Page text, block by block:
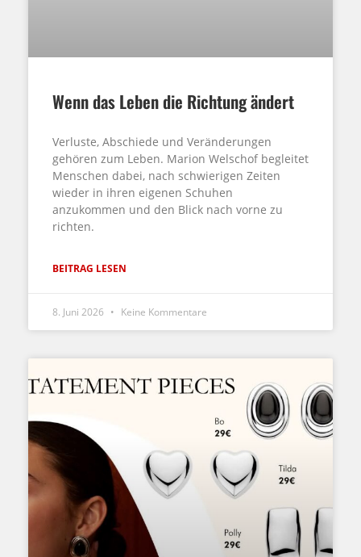
Wenn das Leben die Richtung ändert
Verluste, Abschiede und Veränderungen
gehören zum Leben. Marion Welschof begleitet
Menschen dabei, nach schwierigen Zeiten
wieder in ihren eigenen Schuhen
anzukommen und den Blick nach vorne zu
richten.
BEITRAG LESEN
8. Juni 2026 Keine Kommentare